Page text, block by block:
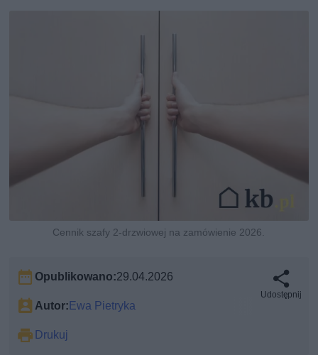
Cennik szafy 2-drzwiowej na zamówienie 2026.
Opublikowano:29.04.2026
Autor: Ewa Pietryka
Drukuj
Udostępnij